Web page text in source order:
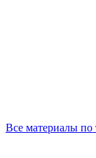
Все материалы по